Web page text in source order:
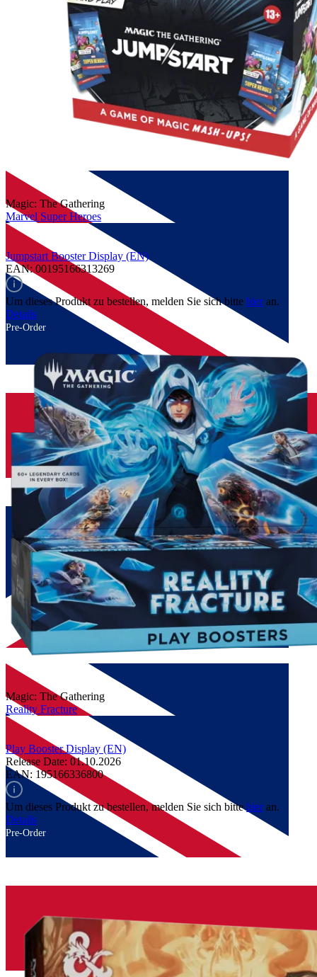
Magic: The Gathering
Marvel Super Heroes
Jumpstart Booster Display (EN)
EAN: 00195166313269
Um dieses Produkt zu bestellen, melden Sie sich bitte hieran.
Details
Pre-Order
Magic: The Gathering
Reality Fracture
Play Booster Display (EN)
Release Date: 01.10.2026
EAN: 195166336800
Um dieses Produkt zu bestellen, melden Sie sich bittehieran.
Details
Pre-Order